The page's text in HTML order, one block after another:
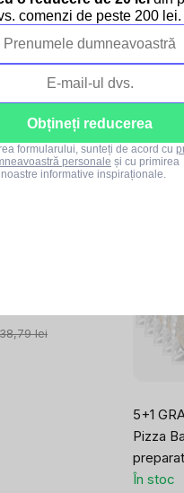
lei
5+1
Pizza
În stoc
comenzi de peste 200 lei.
Obțineți reducerea
formularului, sunteți de acord cu
personale și cu primirea
informative inspiraționale.